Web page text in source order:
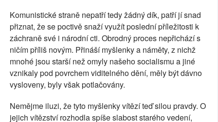
Komunistické straně nepatří tedy žádný dík, patří jí snad
přiznat, že se poctivě snaží využít poslední příležitosti k
záchraně své i národní cti. Obrodný proces nepřichází s
ničím příliš novým. Přináší myšlenky a náměty, z nichž
mnohé jsou starší než omyly našeho socialismu a jiné
vznikaly pod povrchem viditelného dění, měly být dávno
vysloveny, byly však potlačovány.
Nemějme iluzi, že tyto myšlenky vítězí teď silou pravdy. O
jejich vítězství rozhodla spíše slabost starého vedení,